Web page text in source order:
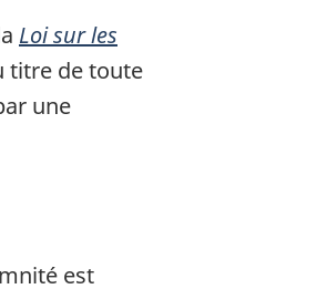
Loi sur les
titre de toute
une
est